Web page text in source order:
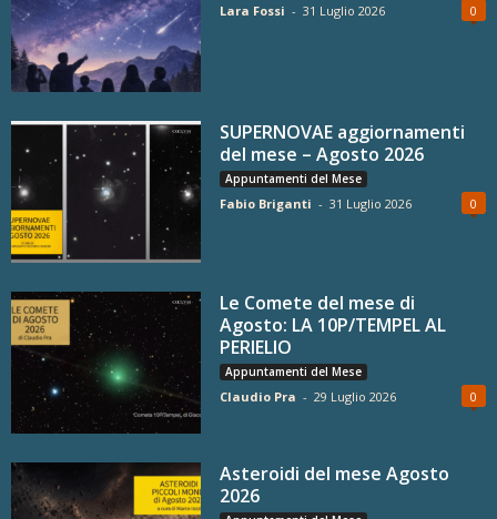
Lara Fossi - 31 Luglio 2026 0
SUPERNOVAE aggiornamenti
del mese – Agosto 2026
Appuntamenti del Mese
Fabio Briganti - 31 Luglio 2026 0
Le Comete del mese di
Agosto: LA 10P/TEMPEL AL
PERIELIO
Appuntamenti del Mese
Claudio Pra - 29 Luglio 2026 0
Asteroidi del mese Agosto
2026